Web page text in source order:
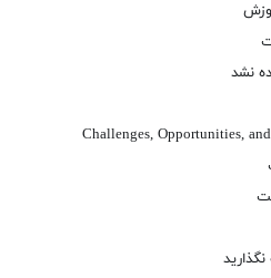
نشد
Challenges, Opportunities,